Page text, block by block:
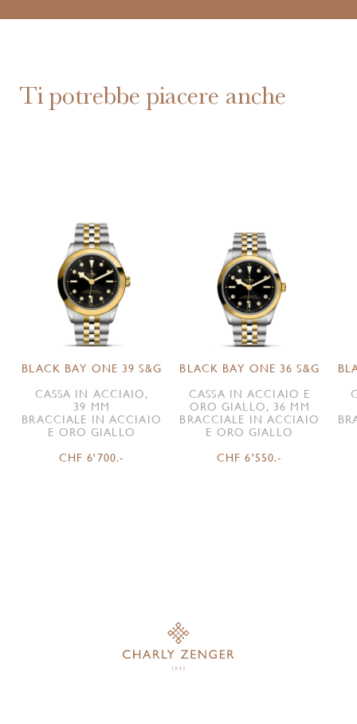
Ti potrebbe piacere anche
BLACK BAY ONE 39 S&G
CASSA IN ACCIAIO,
39 MM
BRACCIALE IN ACCIAIO
E ORO GIALLO
CHF 6'700.-
BLACK BAY ONE 36 S&G
CASSA IN ACCIAIO E
ORO GIALLO, 36 MM
BRACCIALE IN ACCIAIO
E ORO GIALLO
CHF 6'550.-